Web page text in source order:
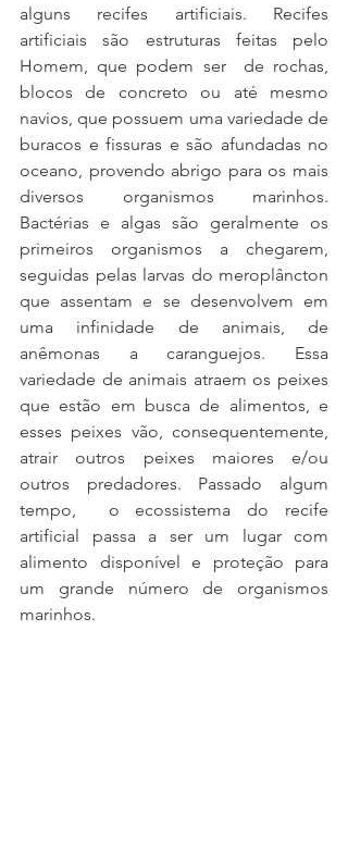
alguns recifes artificiais. Recifes
artificiais são estruturas feitas pelo
Homem, que podem ser  de rochas,
blocos de concreto ou até mesmo
navios, que possuem uma variedade de
buracos e fissuras e são afundadas no
oceano, provendo abrigo para os mais
diversos organismos marinhos.
Bactérias e algas são geralmente os
primeiros organismos a chegarem,
seguidas pelas larvas do meroplâncton
que assentam e se desenvolvem em
uma infinidade de animais, de
anêmonas a caranguejos. Essa
variedade de animais atraem os peixes
que estão em busca de alimentos, e
esses peixes vão, consequentemente,
atrair outros peixes maiores e/ou
outros predadores. Passado algum
tempo,  o ecossistema do recife
artificial passa a ser um lugar com
alimento disponível e proteção para
um grande número de organismos
marinhos.